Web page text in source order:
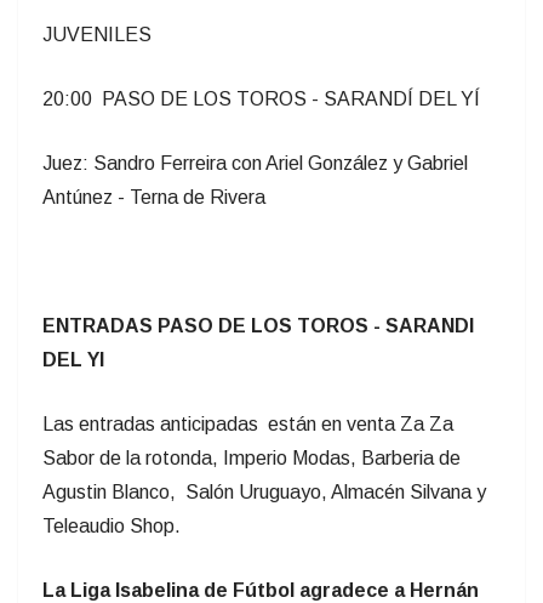
JUVENILES
20:00 PASO DE LOS TOROS - SARANDÍ DEL YÍ
Juez: Sandro Ferreira con Ariel González y Gabriel
Antúnez - Terna de Rivera
ENTRADAS PASO DE LOS TOROS - SARANDI
DEL YI
Las entradas anticipadas están en venta Za Za
Sabor de la rotonda, Imperio Modas, Barberia de
Agustin Blanco, Salón Uruguayo, Almacén Silvana y
Teleaudio Shop.
La Liga Isabelina de Fútbol agradece a Hernán